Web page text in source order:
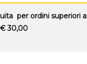
per ordini superiori a
€ 30,00